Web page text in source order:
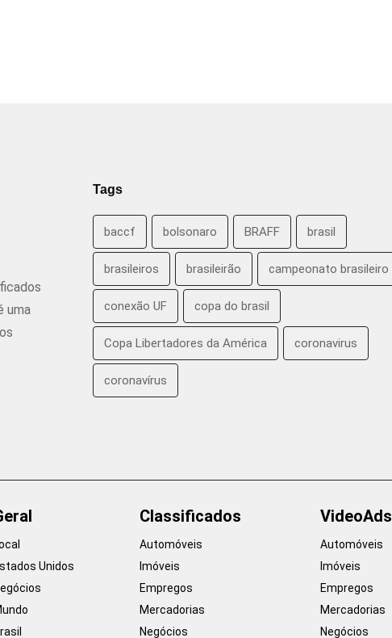
uma
Tags
baccf bolsonaro BRAFF brasil
brasileiros brasileirão campeonato brasileiro
conexão UF copa do brasil
Copa Libertadores da América coronavirus
coronavírus
Unidos
Classificados
Automóveis
Imóveis
Empregos
Mercadorias
Negócios
VideoAds
Automóveis
Imóveis
Empregos
Mercadorias
Negócios